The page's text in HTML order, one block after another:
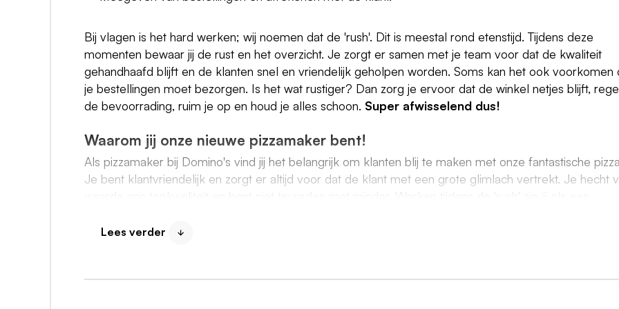
Bij vlagen is het hard werken; wij noemen dat de 'rush'. Dit is meestal rond etenstijd. Tijdens deze
momenten bewaar jij de rust en het overzicht. Je zorgt er samen met je team voor dat de kwaliteit
gehandhaafd blijft en de klanten snel en vriendelijk geholpen worden. Soms kan het ook voorkomen
je bestellingen moet bezorgen. Is het wat rustiger? Dan zorg je ervoor dat de winkel netjes blijft,
de bevoorrading, ruim je op en houd je alles schoon. Super afwisselend dus!
Waarom jij onze nieuwe pizzamaker bent!
Als pizzamaker bij Domino's vind jij het belangrijk om klanten blij te maken met onze fantastische
Je bent klantvriendelijk en zorgt er altijd voor dat de klant met een grote glimlach vertrekt. Je hecht
een topresultaat.
Minimaal 16 jaar oud;
Lees verder